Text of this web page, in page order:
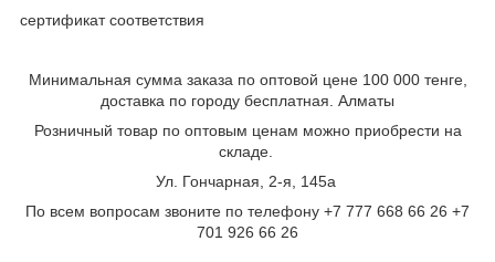
сертификат соответствия
Минимальная сумма заказа по оптовой цене 100 000 тенге,
доставка по городу бесплатная. Алматы
Розничный товар по оптовым ценам можно приобрести на
складе.
Ул. Гончарная, 2-я, 145а
По всем вопросам звоните по телефону +7 777 668 66 26 +7
701 926 66 26